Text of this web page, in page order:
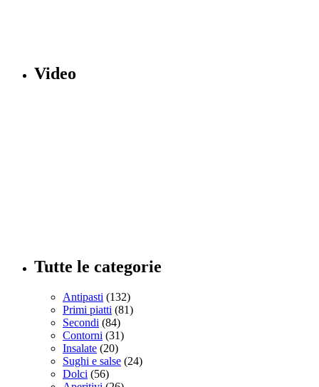
Video
Tutte le categorie
Antipasti (132)
Primi piatti (81)
Secondi (84)
Contorni (31)
Insalate (20)
Sughi e salse (24)
Dolci (56)